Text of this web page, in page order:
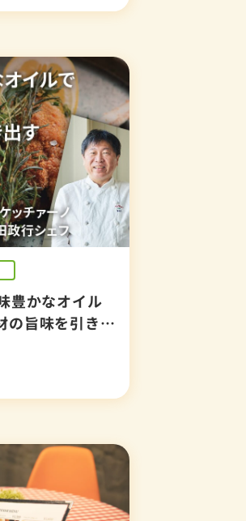
豊かなオイル
の旨味を引き出